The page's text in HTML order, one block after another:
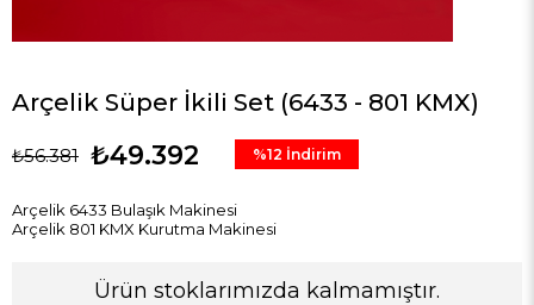
Arçelik Süper İkili Set (6433 - 801 KMX)
₺56.381 ₺49.392 %12 İndirim
Arçelik 6433 Bulaşık Makinesi
Arçelik 801 KMX Kurutma Makinesi
Ürün stoklarımızda kalmamıştır.